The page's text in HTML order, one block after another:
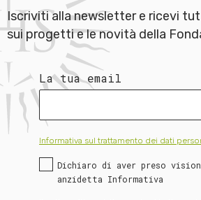
Iscriviti alla newsletter e ricevi
sui progetti e le novità della
La tua email
Informativa sul trattamento dei dati
Dichiaro di aver preso
anzidetta Informativa